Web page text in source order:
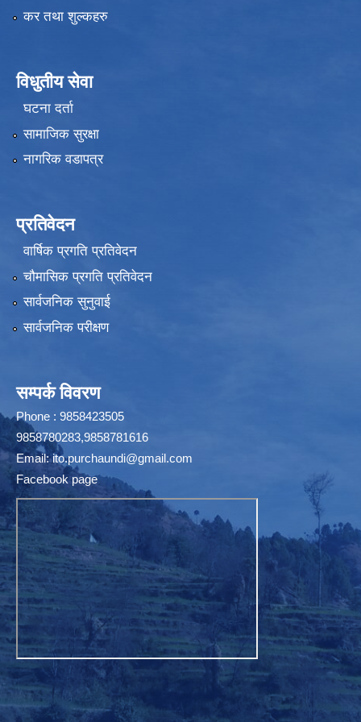
कर तथा शुल्कहरु
विधुतीय सेवा
घटना दर्ता
सामाजिक सुरक्षा
नागरिक वडापत्र
प्रतिवेदन
वार्षिक प्रगति प्रतिवेदन
चौमासिक प्रगति प्रतिवेदन
सार्वजनिक सुनुवाई
सार्वजनिक परीक्षण
सम्पर्क विवरण
Phone : 9858423505
9858780283,9858781616
Email:ito.purchaundi@gmail.com
Facebook page